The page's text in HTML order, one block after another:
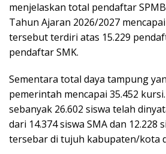
menjelaskan total pendaftar
Tahun Ajaran 2026/2027
tersebut terdiri atas 15.229
pendaftar SMK.
Sementara total daya tampung
pemerintah mencapai 35.452
sebanyak 26.602 siswa telah
dari 14.374 siswa SMA dan 12.228
tersebar di tujuh kabupaten/kota